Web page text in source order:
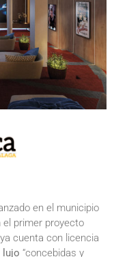
en el municipio
el primer proyecto
cuenta con licencia
lujo “concebidas y